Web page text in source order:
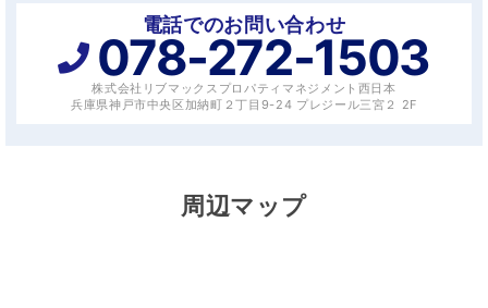
電話でのお問い合わせ
078-272-1503
株式会社リブマックスプロパティマネジメント西日本
兵庫県神戸市中央区加納町２丁目9-24 プレジール三宮２ 2F
周辺マップ